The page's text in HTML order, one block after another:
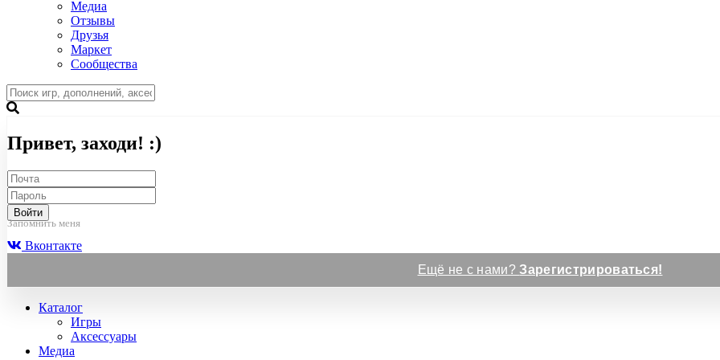
Медиа
Отзывы
Друзья
Маркет
Сообщества
Привет, заходи! :)
Войти
Запомнить меня
Вконтакте
Ещё не с нами?Зарегистрироваться!
Каталог
Игры
Аксессуары
Медиа